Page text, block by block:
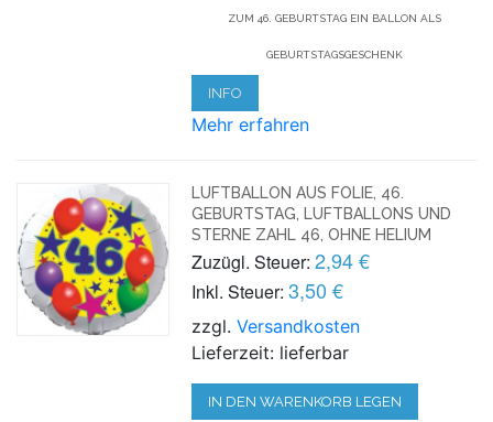
ZUM 46. GEBURTSTAG EIN BALLON ALS
GEBURTSTAGSGESCHENK
INFO
Mehr erfahren
LUFTBALLON AUS FOLIE, 46.
GEBURTSTAG, LUFTBALLONS UND
STERNE ZAHL 46, OHNE HELIUM
Zuzügl. Steuer: 2,94 €
Inkl. Steuer: 3,50 €
zzgl.Versandkosten
Lieferzeit: lieferbar
IN DEN WARENKORB LEGEN